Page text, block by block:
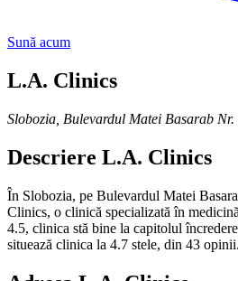
Sună acum
L.A. Clinics
Slobozia Bulevardul Matei Basarab
Descriere L.A. Clinics
În Slobozia, pe Bulevardul Matei
Clinics, o clinică specializată în
4.5, clinica stă bine la capitolul
situează clinica la 4.7 stele, din 43 opinii.